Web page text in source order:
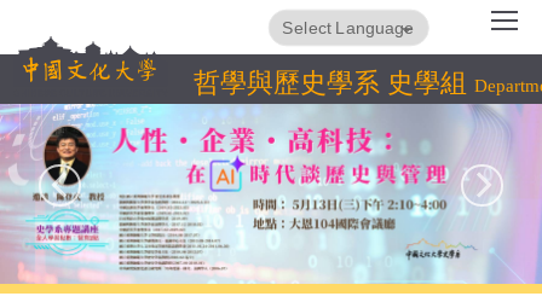
到
主
要
內
容
區
哲學與歷史學系 史學組
Powered by